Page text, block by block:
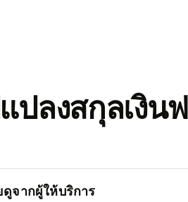
ลงสกุลเงิน
ดูจากผู้ให้บริการ